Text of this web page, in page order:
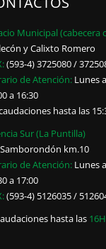
Municipal (cabecera
y Calixto Romero
(593-4) 3725080 /
de Atención:Lunes
a 16:30
hasta las
Sur (La Puntilla)
km.10
de Atención:Lunes
a 17:00
(593-4) 5126035 /
hasta las